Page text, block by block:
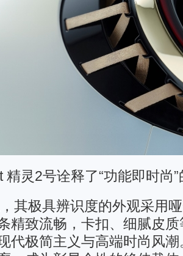
精灵2号诠释了“功能即时尚
其极具辨识度的外观采用
精致流畅，卡扣、细腻皮
代极简主义与高端时尚风